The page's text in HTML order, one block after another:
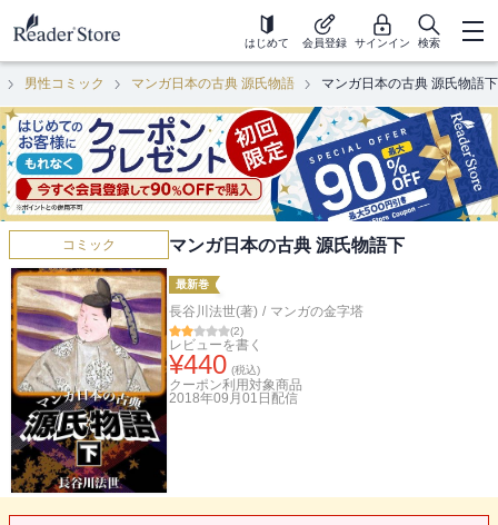
はじめて 会員登録 サインイン 検索
男性コミック マンガ日本の古典 源氏物語 マンガ日本の古典 源氏物語下
コミック マンガ日本の古典 源氏物語下
最新巻
長谷川法世(著) / マンガの金字塔
(2)
レビューを書く
¥440 (税込)
クーポン利用対象商品
2018年09月01日 配信